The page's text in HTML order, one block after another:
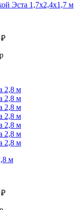
Эста 1,7х2,4х1,7 м
₽
м
₽